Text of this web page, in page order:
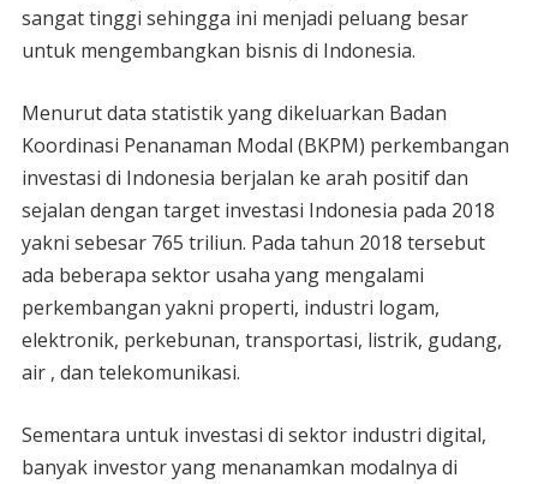
sangat tinggi sehingga ini menjadi peluang besar
untuk mengembangkan bisnis di Indonesia.
Menurut data statistik yang dikeluarkan Badan
Koordinasi Penanaman Modal (BKPM) perkembangan
investasi di Indonesia berjalan ke arah positif dan
sejalan dengan target investasi Indonesia pada 2018
yakni sebesar 765 triliun. Pada tahun 2018 tersebut
ada beberapa sektor usaha yang mengalami
perkembangan yakni properti, industri logam,
elektronik, perkebunan, transportasi, listrik, gudang,
air , dan telekomunikasi.
Sementara untuk investasi di sektor industri digital,
banyak investor yang menanamkan modalnya di